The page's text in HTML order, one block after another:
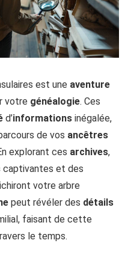
est une aventure
votre généalogie. Ces
d’informations inégalée,
de vos ancêtres
explorant ces archives,
captivantes et des
votre arbre
peut révéler des détails
faisant de cette
le temps.